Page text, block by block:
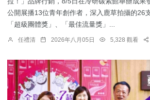
公開展播13位青年創作者，深入鹿草拍攝的26
「超級團體獎」、「最佳流量獎」...
任禮清 2026年八月05日 5,328 觀看